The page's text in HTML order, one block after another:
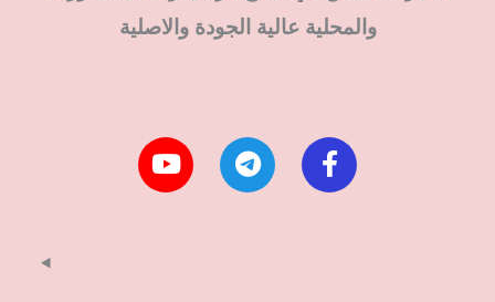
والمحلية عالية الجودة والاصلية